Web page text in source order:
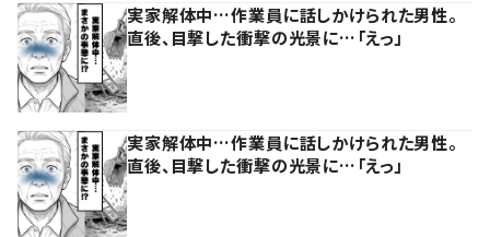
実家解体中…作業員に話しかけられた男性。
直後、目撃した衝撃の光景に…「えっ」
実家解体中…作業員に話しかけられた男性。
直後、目撃した衝撃の光景に…「えっ」